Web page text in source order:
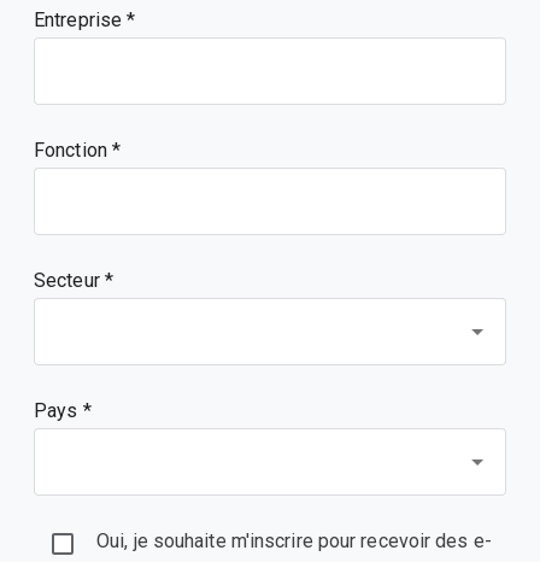
Entreprise
Fonction
Secteur *
Pays *
Oui, je souhaite m'inscrire pour recevoir des e-